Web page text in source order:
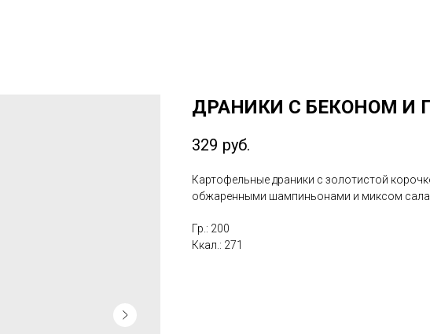
ДРАНИКИ С БЕКОНОМ И
329 руб.
Картофельные драники с золотистой
обжаренными шампиньонами и миксом
Гр.: 200
Ккал.: 271